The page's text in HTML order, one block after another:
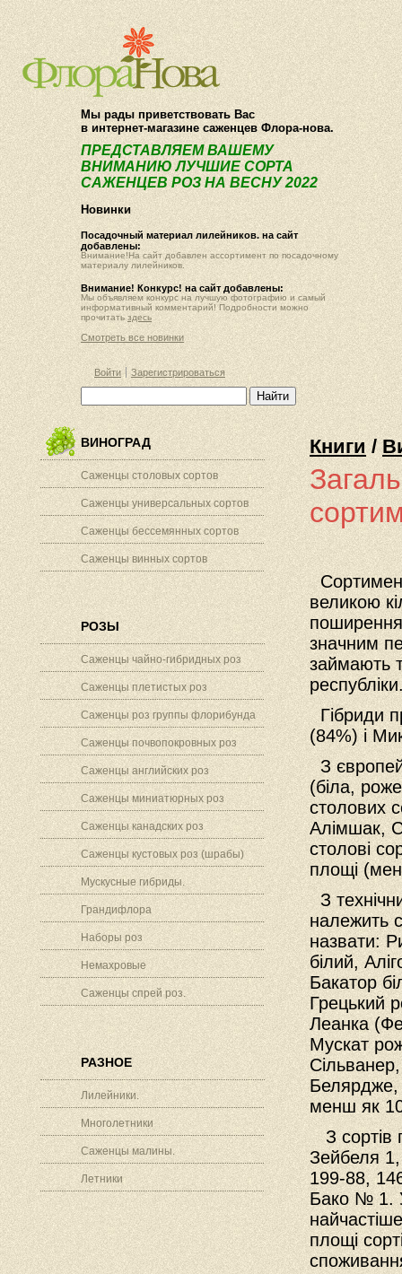
О компании Как купить
Мы рады приветствовать Вас
в интернет-магазине саженцев Флора-нова.
ПРЕДСТАВЛЯЕМ ВАШЕМУ
ВНИМАНИЮ ЛУЧШИЕ СОРТА
САЖЕНЦЕВ РОЗ НА ВЕСНУ 2022
Новинки
Посадочный материал лилейников. на сайт
добавлены:
Внимание!На сайт добавлен ассортимент по посадочному
материалу лилейников.
Внимание! Конкурс! на сайт добавлены:
Мы объявляем конкурс на лучшую фотографию и самый
информативный комментарий! Подробности можно
прочитать здесь
Смотреть все новинки
Войти Зарегистрироваться
ВИНОГРАД
Саженцы столовых сортов
Саженцы универсальных сортов
Саженцы бессемянных сортов
Саженцы винных сортов
РОЗЫ
Саженцы чайно-гибридных роз
Саженцы плетистых роз
Саженцы роз группы флорибунда
Саженцы почвопокровных роз
Саженцы английских роз
Саженцы миниатюрных роз
Саженцы канадских роз
Саженцы кустовых роз (шрабы)
Мускусные гибриды.
Грандифлора
Наборы роз
Немахровые
Саженцы спрей роз.
РАЗНОЕ
Лилейники.
Многолетники
Саженцы малины.
Летники
Книги/
великою
значним
займають
Гібриди
(84%) і
З
(біла,
столових
Алімшак,
столові
площі
З
належить
назвати:
білий,
Бакатор
Грецький
Леанка
Мускат
Белярдже,
менш як
З сортів
Зейбеля
199-88,
Бако № 1.
площі